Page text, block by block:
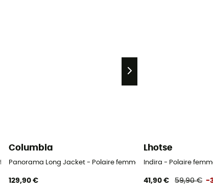
femme
Columbia
Panorama Long Jacket - Polaire femme
129,90 €
Lhotse
Indira - Polaire
41,90 € 59,90 € -